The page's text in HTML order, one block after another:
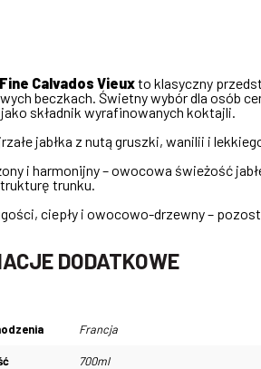
Calvados Vieuxto klasyczny
beczkach. Świetny wybór dla osób
składnik wyrafinowanych koktajli.
jabłka z nutą gruszki, wanilii i
i harmonijny – owocowa świeżość
trunku.
ciepły i owocowo-drzewny –
DODATKOWE
Francja
700ml